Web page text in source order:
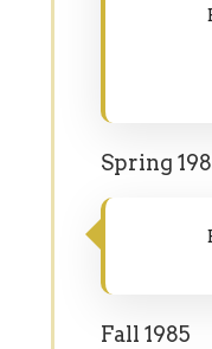
Spring
Fall 1985